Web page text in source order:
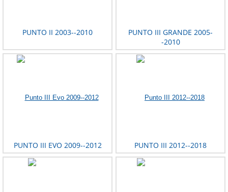
PUNTO II 2003--2010
PUNTO III GRANDE 2005-
-2010
PUNTO III EVO 2009--2012 PUNTO III 2012--2018